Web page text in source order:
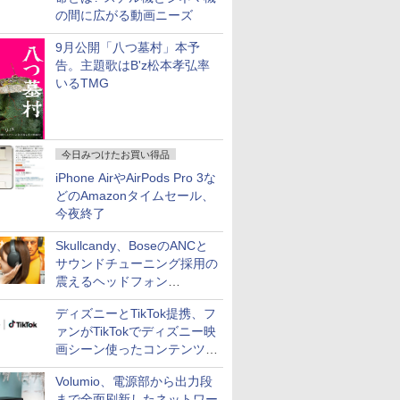
の間に広がる動画ニーズ
9月公開「八つ墓村」本予
告。主題歌はB'z松本孝弘率
いるTMG
今日みつけたお買い得品
iPhone AirやAirPods Pro 3な
どのAmazonタイムセール、
今夜終了
Skullcandy、BoseのANCと
サウンドチューニング採用の
震えるヘッドフォン
「Crusher 1080 ANC」
ディズニーとTikTok提携、フ
ァンがTikTokでディズニー映
画シーン使ったコンテンツ制
作、Disney+にも配信
Volumio、電源部から出力段